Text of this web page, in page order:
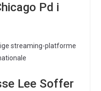
Pd i
streaming-platforme
Lee Soffer